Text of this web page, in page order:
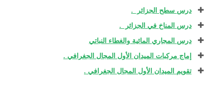
درس سطح الجزائر .
درس المناخ في الجزائر .
درس المجاري المائية والغطاء النباتي
إماج مركبات الميدان الأول المجال الجغرافي .
تقويم الميدان الأول المجال الجغرافي .